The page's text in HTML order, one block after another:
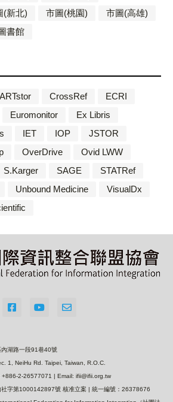
(新北) 市圖(桃園)
市圖(高雄)
書館
ARTstor CrossRef
ECRI
Euromonitor
Ex Libris
IET IOP
JSTOR
OverDrive
Ovid LWW
S.Karger SAGE
STATRef
Unbound Medicine
VisualDx
湖路一段91巷40號
1, NeiHu Rd. Taipei, Taiwan, R.O.C.
2-26577071 | Email: ifii@ifii.org.tw
社字第1000142897號 核准立案 | 統一編號：26378676